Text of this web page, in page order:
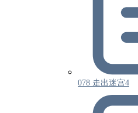
078 走出迷宫4